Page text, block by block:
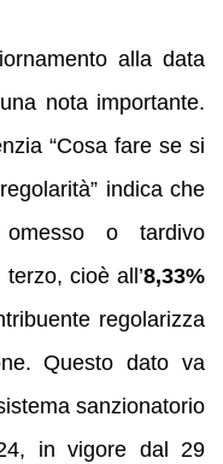
alla data
nota importante.
“Cosa fare se si
indica che
o tardivo
cioè all’8,33%
regolarizza
Questo dato va
sanzionatorio
in vigore dal 29